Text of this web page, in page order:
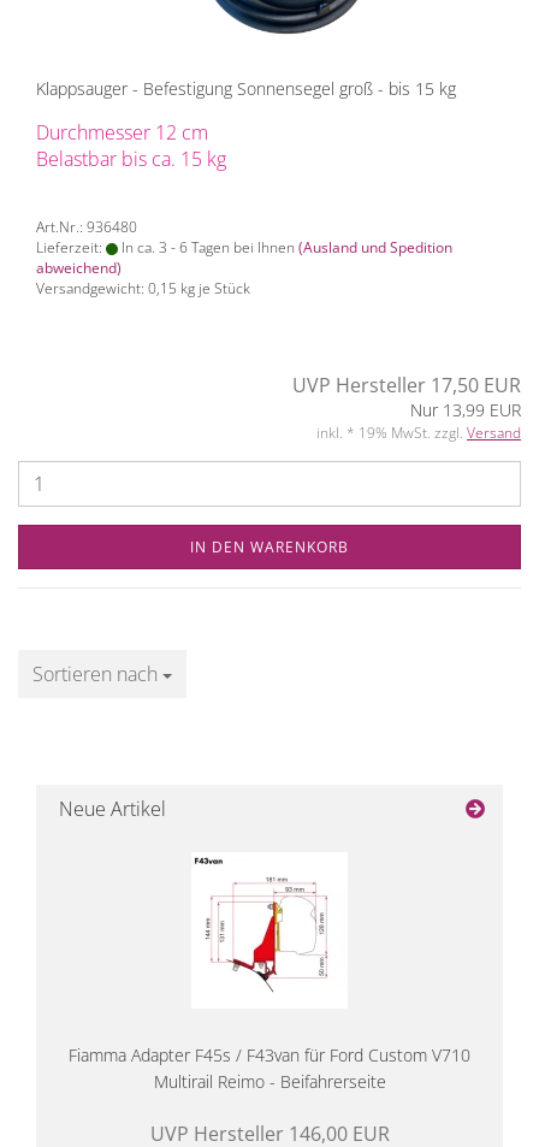
Klappsauger - Befestigung Sonnensegel groß - bis 15 kg
Durchmesser 12 cm
Belastbar bis ca. 15 kg
Art.Nr.: 936480
Lieferzeit:
In ca. 3 - 6 Tagen bei Ihnen (Ausland und Spedition
abweichend)
Versandgewicht: 0,15 kg je Stück
UVP Hersteller 17,50 EUR
Nur 13,99 EUR
inkl. * 19% MwSt. zzgl. Versand
IN DEN WARENKORB
Sortieren nach
Sortieren nach
Neue Artikel
Fiamma Adapter F45s / F43van für Ford Custom V710
Multirail Reimo - Beifahrerseite
UVP Hersteller 146,00 EUR